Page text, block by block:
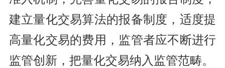
建立量化交易算法的报备制度，适度提
高量化交易的费用，监管者应不断进行
监管创新，把量化交易纳入监管范畴。